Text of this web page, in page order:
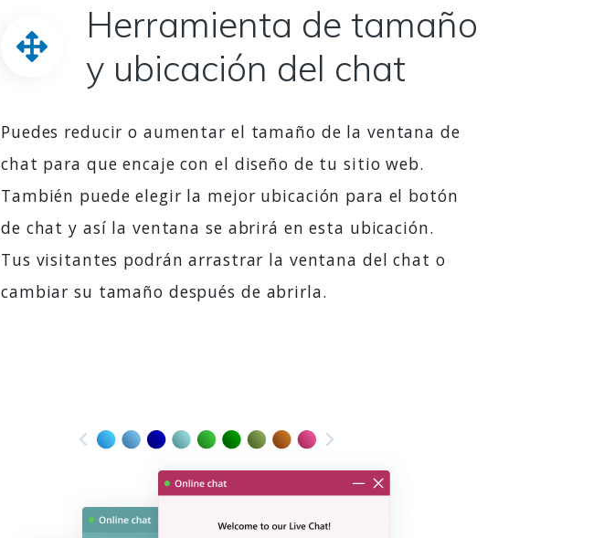
Herramienta de tamaño
y ubicación del chat
Puedes reducir o aumentar el tamaño de la ventana de
chat para que encaje con el diseño de tu sitio web.
También puede elegir la mejor ubicación para el botón
de chat y así la ventana se abrirá en esta ubicación.
Tus visitantes podrán arrastrar la ventana del chat o
cambiar su tamaño después de abrirla.